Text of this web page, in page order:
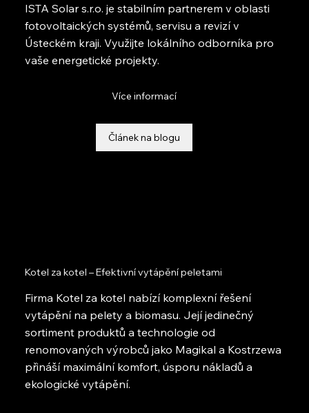
ISTA Solar s.r.o. je stabilním partnerem v oblasti
fotovoltaických systémů, servisu a revizí v
Ústeckém kraji. Využijte lokálního odborníka pro
vaše energetické projekty.
Více informací
Článek na blogu
Kotel za kotel – Efektivní vytápění peletami
Firma Kotel za kotel nabízí komplexní řešení
vytápění na pelety a biomasu. Její jedinečný
sortiment produktů a technologie od
renomovaných výrobců jako Magikal a Kostrzewa
přináší maximální komfort, úsporu nákladů a
ekologické vytápění.